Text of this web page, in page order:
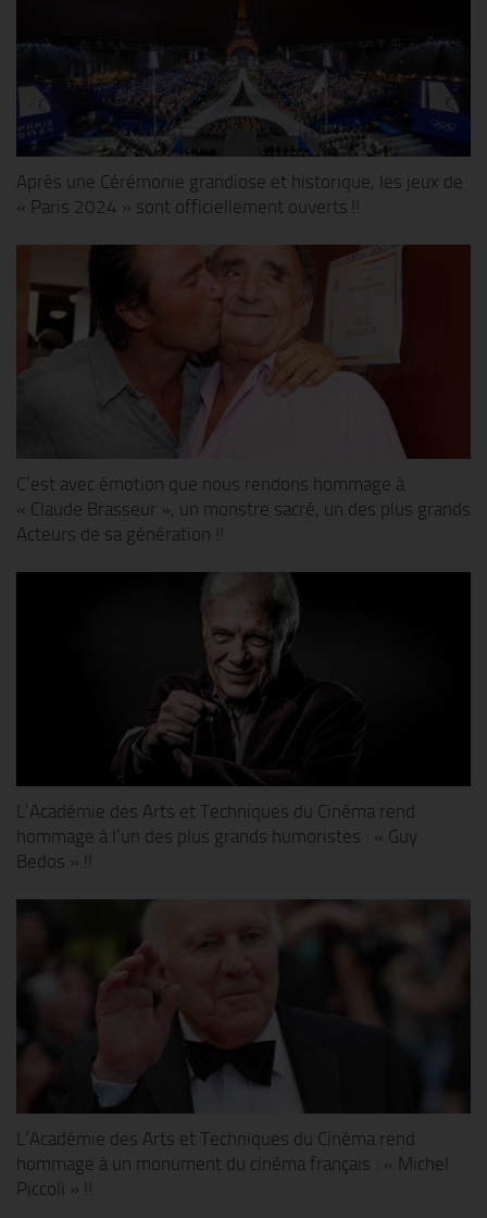
Après une Cérémonie grandiose et historique, les jeux de
« Paris 2024 » sont officiellement ouverts !!
C’est avec émotion que nous rendons hommage à
« Claude Brasseur », un monstre sacré, un des plus grands
Acteurs de sa génération !!
L’Académie des Arts et Techniques du Cinéma rend
hommage à l’un des plus grands humoristes : « Guy
Bedos » !!
L’Académie des Arts et Techniques du Cinéma rend
hommage à un monument du cinéma français : « Michel
Piccoli » !!